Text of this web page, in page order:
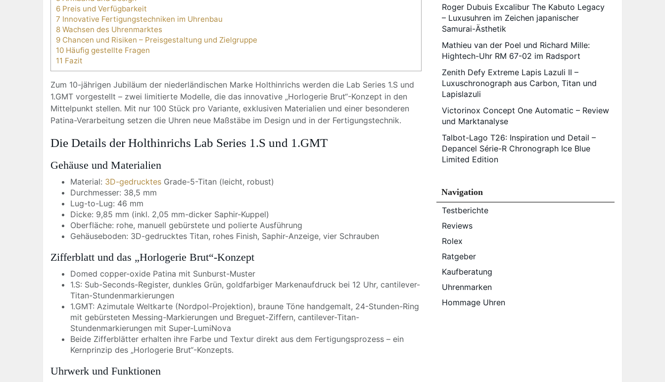
6 Preis und Verfügbarkeit
7 Innovative Fertigungstechniken im Uhrenbau
8 Wachsen des Uhrenmarktes
9 Chancen und Risiken – Preisgestaltung und Zielgruppe
10 Häufig gestellte Fragen
11 Fazit
Zum 10-jährigen Jubiläum der niederländischen Marke Holthinrichs werden die Lab Series 1.S und
1.GMT vorgestellt – zwei limitierte Modelle, die das innovative „Horlogerie Brut“-Konzept in den
Mittelpunkt stellen. Mit nur 100 Stück pro Variante, exklusiven Materialien und einer besonderen
Patina-Verarbeitung setzen die Uhren neue Maßstäbe im Design und in der Fertigungstechnik.
Die Details der Holthinrichs Lab Series 1.S und 1.GMT
Gehäuse und Materialien
Material: 3D-gedrucktes Grade-5-Titan (leicht, robust)
Durchmesser: 38,5 mm
Lug-to-Lug: 46 mm
Dicke: 9,85 mm (inkl. 2,05 mm-dicker Saphir-Kuppel)
Oberfläche: rohe, manuell gebürstete und polierte Ausführung
Gehäuseboden: 3D-gedrucktes Titan, rohes Finish, Saphir-Anzeige, vier Schrauben
Zifferblatt und das „Horlogerie Brut“-Konzept
Domed copper-oxide Patina mit Sunburst-Muster
1.S: Sub-Seconds-Register, dunkles Grün, goldfarbiger Markenaufdruck bei 12 Uhr, cantilever-
Titan-Stundenmarkierungen
1.GMT: Azimutale Weltkarte (Nordpol-Projektion), braune Töne handgemalt, 24-Stunden-Ring
mit gebürsteten Messing-Markierungen und Breguet-Ziffern, cantilever-Titan-
Stundenmarkierungen mit Super-LumiNova
Beide Zifferblätter erhalten ihre Farbe und Textur direkt aus dem Fertigungsprozess – ein
Kernprinzip des „Horlogerie Brut“-Konzepts.
Uhrwerk und Funktionen
Roger Dubuis Excalibur The Kabuto Legacy
– Luxusuhren im Zeichen japanischer
Samurai-Ästhetik
Mathieu van der Poel und Richard Mille:
Hightech-Uhr RM 67-02 im Radsport
Zenith Defy Extreme Lapis Lazuli II –
Luxuschronograph aus Carbon, Titan und
Lapislazuli
Victorinox Concept One Automatic – Review
und Marktanalyse
Talbot-Lago T26: Inspiration und Detail –
Depancel Série-R Chronograph Ice Blue
Limited Edition
Navigation
Testberichte
Reviews
Rolex
Ratgeber
Kaufberatung
Uhrenmarken
Hommage Uhren